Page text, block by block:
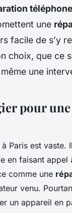
téléphone
une
facile de s’y
choix, que ce
une
pour
à Paris est vaste.
en faisant appel
comme une
venu.
un appareil en